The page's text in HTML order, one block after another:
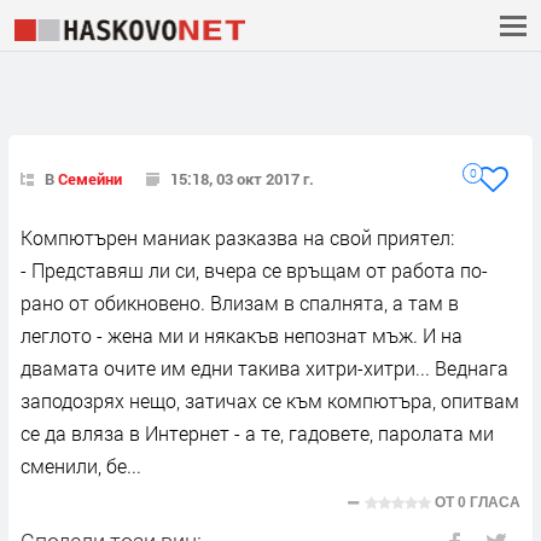
ВСемейни 15:18, 03 окт 2017 г. 0
Компютърен маниак разказва на свой приятел:
- Представяш ли си, вчера се връщам от работа по-
рано от обикновено. Влизам в спалнята, а там в
леглото - жена ми и някакъв непознат мъж. И на
двамата очите им едни такива хитри-хитри... Веднага
заподозрях нещо, затичах се към компютъра, опитвам
се да вляза в Интернет - а те, гадовете, паролата ми
сменили, бе...
ОТ0 ГЛАСА